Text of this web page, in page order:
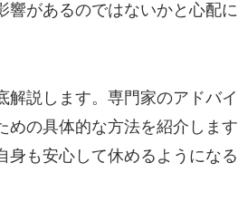
があるのではないかと心配
解説します。専門家のアドバ
の具体的な方法を紹介します
も安心して休めるようにな